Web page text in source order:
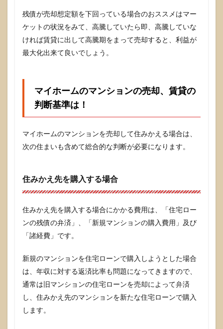
残債が売却想定額を下回っている場合のおススメはマー
ケットの状況をみて、高騰していたら即、高騰していな
ければ賃貸に出して高騰期をまって売却すると、利益が
最大化出来て良いでしょう。
マイホームのマンションの売却、賃貸の
判断基準は！
マイホームのマンションを売却して住みかえる場合は、
次の住まいも含めて総合的な判断が必要になります。
住みかえ先を購入する場合
住みかえ先を購入する場合にかかる費用は、「住宅ロー
ンの残債の弁済」、「新規マンションの購入費用」及び
「諸経費」です。
新規のマンションを住宅ローンで購入しようとした場合
は、年収に対する返済比率も問題になってきますので、
通常は旧マンションの住宅ローンを売却によって弁済
し、住みかえ先のマンションを新たな住宅ローンで購入
します。